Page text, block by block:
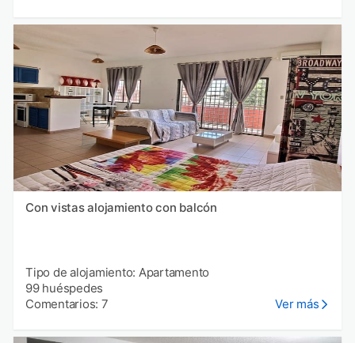
Con vistas alojamiento con balcón
Tipo de alojamiento: Apartamento
99 huéspedes
Comentarios: 7
Ver más